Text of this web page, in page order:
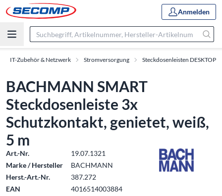
Anmelden
IT-Zubehör & Netzwerk Stromversorgung Steckdosenleisten DESKTOP
BACHMANN SMART
Steckdosenleiste 3x
Schutzkontakt, genietet, weiß,
5 m
Art.-Nr.
19.07.1321
Marke / Hersteller
BACHMANN
Herst.-Art.-Nr.
387.272
EAN
4016514003884